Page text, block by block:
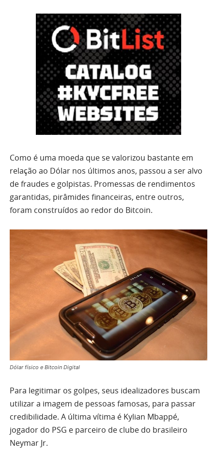
Como é uma moeda que se valorizou bastante em
relação ao Dólar nos últimos anos, passou a ser alvo
de fraudes e golpistas. Promessas de rendimentos
garantidas, pirâmides financeiras, entre outros,
foram construídos ao redor do Bitcoin.
Dólar físico e Bitcoin Digital
Para legitimar os golpes, seus idealizadores buscam
utilizar a imagem de pessoas famosas, para passar
credibilidade. A última vítima é Kylian Mbappé,
jogador do PSG e parceiro de clube do brasileiro
Neymar Jr.